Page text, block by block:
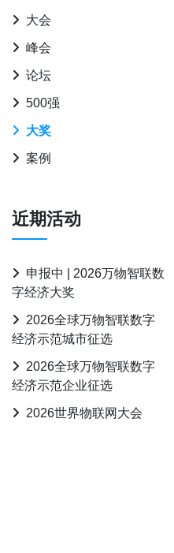
大会
峰会
论坛
500强
大奖
案例
近期活动
申报中 | 2026万物智联数
字经济大奖
2026全球万物智联数字
经济示范城市征选
2026全球万物智联数字
经济示范企业征选
2026世界物联网大会